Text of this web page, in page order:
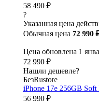
58 490 ₽
?
Указанная цена
Обычная цена 72 990
Цена обновлена 1
72 990 ₽
Нашли дешевле?
БезRustore
iPhone 17e 256GB Soft
56 990 ₽